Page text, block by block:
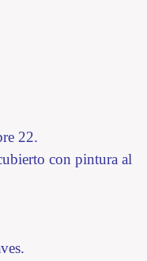
22.
con pintura al